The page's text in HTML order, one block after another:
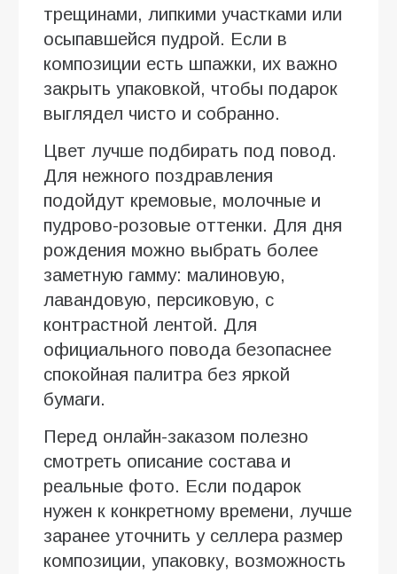
трещинами, липкими участками или
осыпавшейся пудрой. Если в
композиции есть шпажки, их важно
закрыть упаковкой, чтобы подарок
выглядел чисто и собранно.
Цвет лучше подбирать под повод.
Для нежного поздравления
подойдут кремовые, молочные и
пудрово-розовые оттенки. Для дня
рождения можно выбрать более
заметную гамму: малиновую,
лавандовую, персиковую, с
контрастной лентой. Для
официального повода безопаснее
спокойная палитра без яркой
бумаги.
Перед онлайн-заказом полезно
смотреть описание состава и
реальные фото. Если подарок
нужен к конкретному времени, лучше
заранее уточнить у селлера размер
композиции, упаковку, возможность